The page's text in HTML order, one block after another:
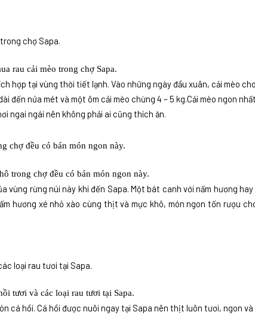
rau cải mèo trong chợ Sapa.
hợp tại vùng thời tiết lạnh. Vào những ngày đầu xuân, cải mèo
đến nửa mét và một ôm cải mèo chừng 4 – 5 kg.Cải mèo ngon
ngai ngái nên không phải ai cũng thích ăn.
trong chợ đều có bán món ngon này.
vùng rừng núi này khi đến Sapa. Một bát canh với nấm hương
hương xé nhỏ xào cùng thịt và mực khô, món ngon tốn rượu
tươi và các loại rau tươi tại Sapa.
cá hồi. Cá hồi được nuôi ngay tại Sapa nên thịt luôn tươi, ngon và